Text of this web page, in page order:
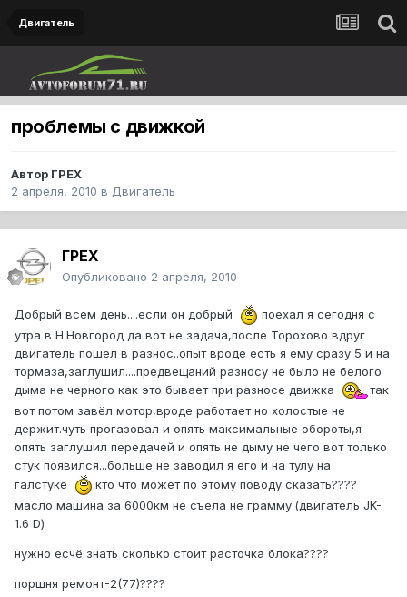
Двигатель
проблемы с движкой
Автор ГРЕХ
2 апреля, 2010 в Двигатель
ГРЕХ
Опубликовано 2 апреля, 2010
Добрый всем день....если он добрый
поехал я сегодня с
утра в Н.Новгород да вот не задача,после Торохово вдруг
двигатель пошел в разнос..опыт вроде есть я ему сразу 5 и на
тормаза,заглушил....предвещаний разносу не было не белого
дыма не черного как это бывает при разносе движка
так
вот потом завёл мотор,вроде работает но холостые не
держит.чуть прогазовал и опять максимальные обороты,я
опять заглушил передачей и опять не дыму не чего вот только
стук появился...больше не заводил я его и на тулу на
галстуке
.кто что может по этому поводу сказать????
масло машина за 6000км не съела не грамму.(двигатель JK-
1.6 D)
нужно есчё знать сколько стоит расточка блока????
поршня ремонт-2(77)????